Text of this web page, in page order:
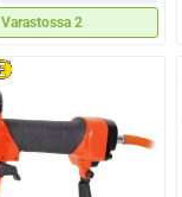
Varastossa 2